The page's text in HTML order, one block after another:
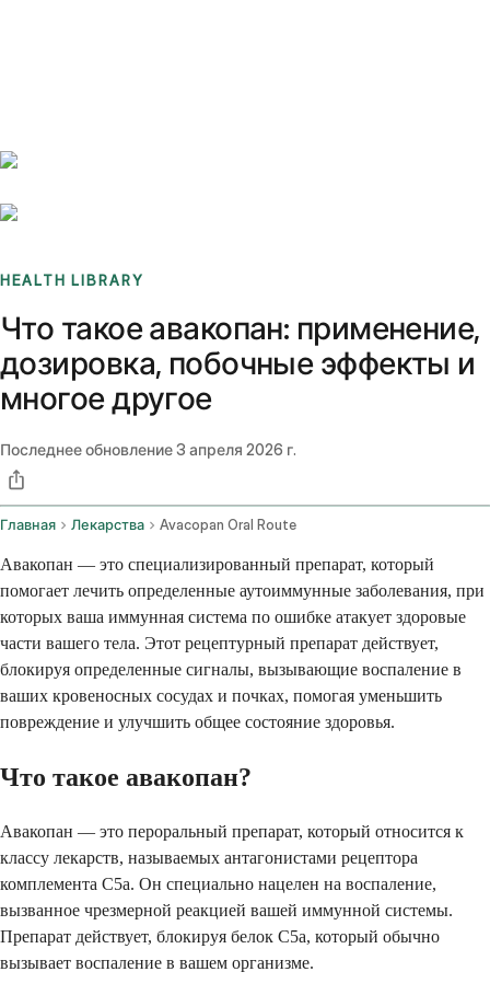
HEALTH LIBRARY
Что такое авакопан: применение,
дозировка, побочные эффекты и
многое другое
Последнее обновление3 апреля 2026 г.
Главная Лекарства Avacopan Oral Route
Авакопан — это специализированный препарат, который
помогает лечить определенные аутоиммунные заболевания, при
которых ваша иммунная система по ошибке атакует здоровые
части вашего тела. Этот рецептурный препарат действует,
блокируя определенные сигналы, вызывающие воспаление в
ваших кровеносных сосудах и почках, помогая уменьшить
повреждение и улучшить общее состояние здоровья.
Что такое авакопан?
Авакопан — это пероральный препарат, который относится к
классу лекарств, называемых антагонистами рецептора
комплемента C5a. Он специально нацелен на воспаление,
вызванное чрезмерной реакцией вашей иммунной системы.
Препарат действует, блокируя белок C5a, который обычно
вызывает воспаление в вашем организме.